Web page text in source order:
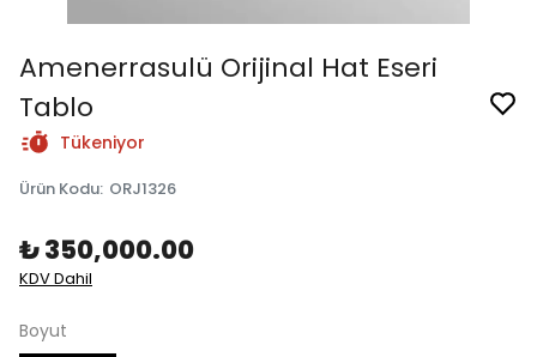
Amenerrasulü Orijinal Hat Eseri
Tablo
Tükeniyor
Ürün Kodu: ORJ1326
₺ 350,000.00
KDV Dahil
Boyut